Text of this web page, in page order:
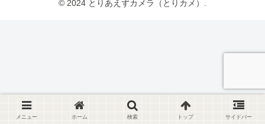
© 2024 とりあえずカメラ（とりカメ）.
メニュー ホーム 検索 トップ サイドバー